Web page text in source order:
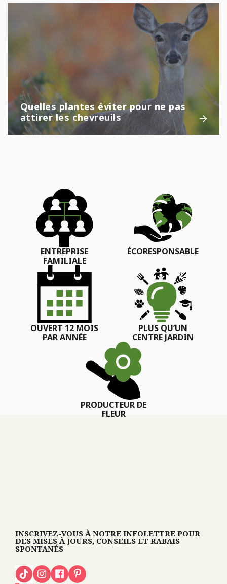
Quelles plantes éviter pour ne pas
attirer les chevreuils
ENTREPRISE
FAMILIALE
ÉCORESPONSABLE
OUVERT 12 MOIS
PAR ANNÉE
PLUS QU’UN
CENTRE JARDIN
PRODUCTEUR DE
FLEUR
INSCRIVEZ-VOUS À NOTRE INFOLETTRE POUR
DES MISES À JOURS, CONSEILS ET RABAIS
SPONTANÉS